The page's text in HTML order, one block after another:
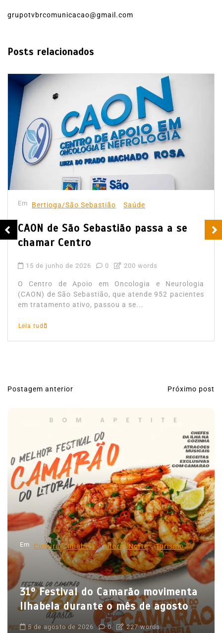
grupotvbrcomunicacao@gmail.com
Posts relacionados
Em Bertioga/São Sebastião Saúde
CAON de São Sebastião passa a se
chamar Centro
15 de junho de 2026 0 200 words
O Centro de Apoio em Oncologia e Neurologia
(CAON) de São Sebastião, que atende 952 pacientes
em tratamento ativo, passou a se...
Leia tudo
N
g
a
ç
o
d
e
P
s
Postagem anterior Próximo post
Em Cultura Ilhabela Litoral Norte Turismo
31º Festival do Camarão movimenta
Ilhabela durante o mês de agosto
5 de agosto de 2026 0 227 words